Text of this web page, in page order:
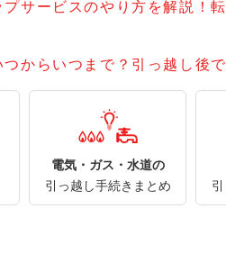
サービスのやり方を解説！
からいつまで？引っ越し後で
電気・ガス・水道の
引っ越し手続きまとめ